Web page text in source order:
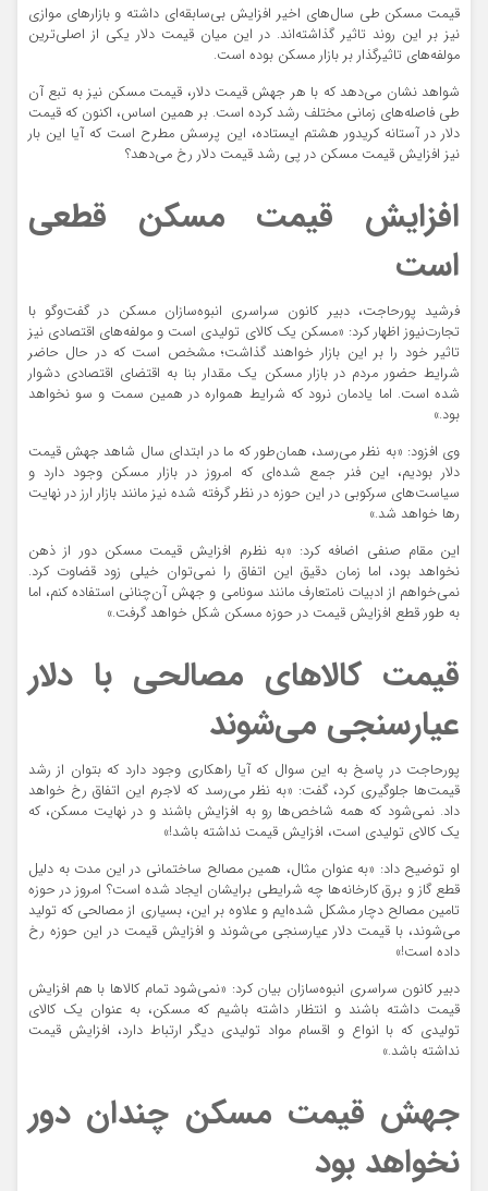
قیمت مسکن طی سال‌های اخیر افزایش بی‌سابقه‌ای داشته و بازارهای موازی
نیز بر این روند تاثیر گذاشته‌اند. در این میان قیمت دلار یکی از اصلی‌ترین
مولفه‌های تاثیرگذار بر بازار مسکن بوده است.
شواهد نشان می‌دهد که با هر جهش قیمت دلار، قیمت مسکن نیز به تبع آن
طی فاصله‌های زمانی مختلف رشد کرده است. بر همین اساس، اکنون که قیمت
دلار در آستانه کریدور هشتم ایستاده، این پرسش مطرح است که آیا این بار
نیز افزایش قیمت مسکن در پی رشد قیمت دلار رخ می‌دهد؟
افزایش قیمت مسکن قطعی
است
فرشید پورحاجت، دبیر کانون سراسری انبوه‌سازان مسکن در گفت‌وگو با
تجارت‌نیوز اظهار کرد: «مسکن یک کالای تولیدی است و مولفه‌های اقتصادی نیز
تاثیر خود را بر این بازار خواهند گذاشت؛ مشخص است که در حال حاضر
شرایط حضور مردم در بازار مسکن یک مقدار بنا به اقتضای اقتصادی دشوار
شده است. اما یادمان نرود که شرایط همواره در همین سمت و سو نخواهد
بود.»
وی افزود: «به نظر می‌رسد، همان‌طور که ما در ابتدای سال شاهد جهش قیمت
دلار بودیم، این فنر جمع شده‌ای که امروز در بازار مسکن وجود دارد و
سیاست‌های سرکوبی در این حوزه در نظر گرفته شده نیز مانند بازار ارز در نهایت
رها خواهد شد.»
این مقام صنفی اضافه کرد: «به نظرم افزایش قیمت مسکن دور از ذهن
نخواهد بود، اما زمان دقیق این اتفاق را نمی‌توان خیلی زود قضاوت کرد.
نمی‌خواهم از ادبیات نامتعارف مانند سونامی و جهش آن‌چنانی استفاده کنم، اما
به طور قطع افزایش قیمت در حوزه مسکن شکل خواهد گرفت.»
قیمت کالاهای مصالحی با دلار
عیارسنجی می‌شوند
پورحاجت در پاسخ به این سوال که آیا راهکاری وجود دارد که بتوان از رشد
قیمت‌ها جلوگیری کرد، گفت: «به نظر می‌رسد که لاجرم این اتفاق رخ خواهد
داد. نمی‌شود که همه شاخص‌ها رو به افزایش باشند و در نهایت مسکن، که
یک کالای تولیدی است، افزایش قیمت نداشته باشد!»
او توضیح داد: «به عنوان مثال، همین مصالح ساختمانی در این مدت به دلیل
قطع گاز و برق کارخانه‌ها چه شرایطی برایشان ایجاد شده است؟ امروز در حوزه
تامین مصالح دچار مشکل شده‌ایم و علاوه بر این، بسیاری از مصالحی که تولید
می‌شوند، با قیمت دلار عیارسنجی می‌شوند و افزایش قیمت در این حوزه رخ
داده است!»
دبیر کانون سراسری انبوه‌سازان بیان کرد: «نمی‌شود تمام کالاها با هم افزایش
قیمت داشته باشند و انتظار داشته باشیم که مسکن، به عنوان یک کالای
تولیدی که با انواع و اقسام مواد تولیدی دیگر ارتباط دارد، افزایش قیمت
نداشته باشد.»
جهش قیمت مسکن چندان دور
نخواهد بود